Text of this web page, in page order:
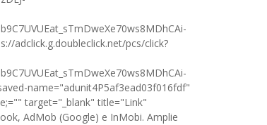
adclick.g.doubleclick.net/pcs/click?
name="adunit4P5af3ead03f016fdf"
target="_blank" title="Link"
AdMob (Google) e InMobi. Amplie